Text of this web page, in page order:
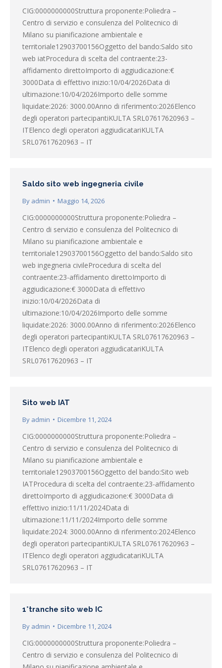
CIG:0000000000Struttura proponente:Poliedra –
Centro di servizio e consulenza del Politecnico di
Milano su pianificazione ambientale e
territoriale12903700156Oggetto del bando:Saldo sito
web iatProcedura di scelta del contraente:23-
affidamento direttoImporto di aggiudicazione:€
3000Data di effettivo inizio:10/04/2026Data di
ultimazione:10/04/2026Importo delle somme
liquidate:2026: 3000.00Anno di riferimento:2026Elenco
degli operatori partecipantiKULTA SRL07617620963 –
ITElenco degli operatori aggiudicatariKULTA
SRL07617620963 – IT
Saldo sito web ingegneria civile
By admin Maggio 14, 2026
CIG:0000000000Struttura proponente:Poliedra –
Centro di servizio e consulenza del Politecnico di
Milano su pianificazione ambientale e
territoriale12903700156Oggetto del bando:Saldo sito
web ingegneria civileProcedura di scelta del
contraente:23-affidamento direttoImporto di
aggiudicazione:€ 3000Data di effettivo
inizio:10/04/2026Data di
ultimazione:10/04/2026Importo delle somme
liquidate:2026: 3000.00Anno di riferimento:2026Elenco
degli operatori partecipantiKULTA SRL07617620963 –
ITElenco degli operatori aggiudicatariKULTA
SRL07617620963 – IT
Sito web IAT
By admin Dicembre 11, 2024
CIG:0000000000Struttura proponente:Poliedra –
Centro di servizio e consulenza del Politecnico di
Milano su pianificazione ambientale e
territoriale12903700156Oggetto del bando:Sito web
IATProcedura di scelta del contraente:23-affidamento
direttoImporto di aggiudicazione:€ 3000Data di
effettivo inizio:11/11/2024Data di
ultimazione:11/11/2024Importo delle somme
liquidate:2024: 3000.00Anno di riferimento:2024Elenco
degli operatori partecipantiKULTA SRL07617620963 –
ITElenco degli operatori aggiudicatariKULTA
SRL07617620963 – IT
1°tranche sito web IC
By admin Dicembre 11, 2024
CIG:0000000000Struttura proponente:Poliedra –
Centro di servizio e consulenza del Politecnico di